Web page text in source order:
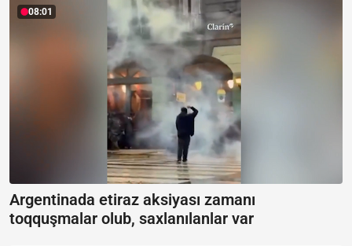
08:01
Argentinada etiraz aksiyası zamanı
toqquşmalar olub, saxlanılanlar var